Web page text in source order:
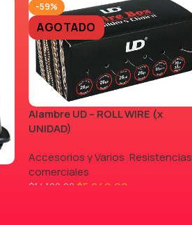
-59%
AGOTADO
Alambre UD – ROLL WIRE (x
UNIDAD)
Accesorios y Varios,Resistencias
comerciales
$14.100,00 $5.840,00